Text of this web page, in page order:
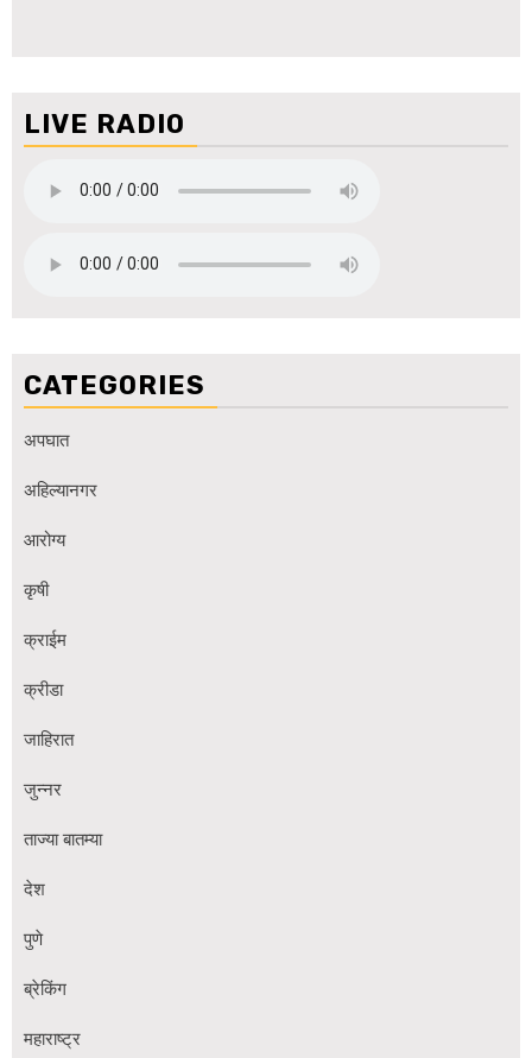
LIVE RADIO
CATEGORIES
अपघात
अहिल्यानगर
आरोग्य
कृषी
क्राईम
क्रीडा
जाहिरात
जुन्नर
ताज्या बातम्या
देश
पुणे
ब्रेकिंग
महाराष्ट्र